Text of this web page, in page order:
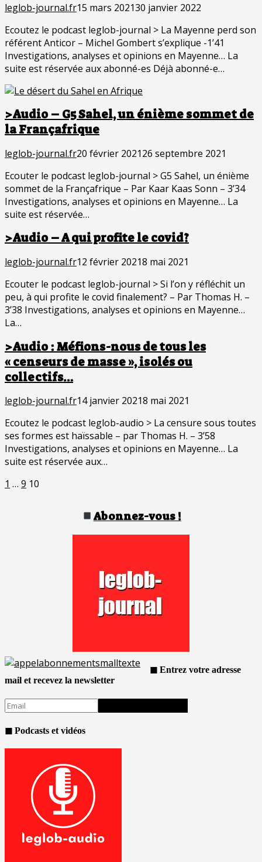
leglob-journal.fr15 mars 202130 janvier 2022
Ecoutez le podcast leglob-journal > La Mayenne perd son
référent Anticor – Michel Gombert s’explique -1’41
Investigations, analyses et opinions en Mayenne… La
suite est réservée aux abonné-es Déjà abonné-e…
>Audio – G5 Sahel, un énième sommet de
la Françafrique
leglob-journal.fr20 février 202126 septembre 2021
Ecouter le podcast leglob-journal > G5 Sahel, un énième
sommet de la Françafrique – Par Kaar Kaas Sonn – 3’34
Investigations, analyses et opinions en Mayenne… La
suite est réservée…
>Audio – A qui profite le covid?
leglob-journal.fr12 février 20218 mai 2021
Ecouter le podcast leglob-journal > Si l’on y réfléchit un
peu, à qui profite le covid finalement? – Par Thomas H. –
3’38 Investigations, analyses et opinions en Mayenne…
La…
>Audio : Méfions-nous de tous les
« censeurs de masse », isolés ou
collectifs…
leglob-journal.fr14 janvier 20218 mai 2021
Ecoutez le podcast leglob-audio > La censure sous toutes
ses formes est haïssable – par Thomas H. – 3’58
Investigations, analyses et opinions en Mayenne… La
suite est réservée aux…
Pagination
Page
1 … Page
9 Page
10
Abonnez-vous !
◼ Entrez votre adresse
mail et recevez la newsletter
◼ Podcasts et vidéos